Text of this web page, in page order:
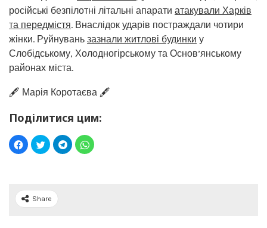
російські безпілотні літальні апарати атакували Харків
та передмістя. Внаслідок ударів постраждали чотири
жінки. Руйнувань зазнали житлові будинки у
Слобідському, Холодногірському та Основ’янському
районах міста.
🖋️ Марія Коротаєва 🖋️
Поділитися цим:
Share